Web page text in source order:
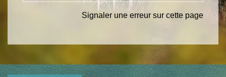
Signaler une erreur sur cette page